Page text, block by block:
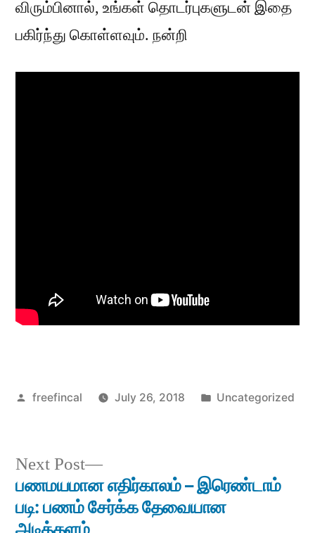
விரும்பினால், உங்கள் தொடர்புகளுடன் இதை
பகிர்ந்து கொள்ளவும். நன்றி
Posted
freefincal July 26, 2018
Posted
Uncategorized
Post
Next Post
Next
post:
பணமயமான எதிர்காலம் – இரெண்டாம்
படி: பணம் சேர்க்க தேவையான
அடித்தளம்